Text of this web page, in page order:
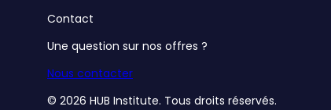
Contact
Une question sur nos offres ?
Nous contacter
© 2026 HUB Institute. Tous droits réservés.